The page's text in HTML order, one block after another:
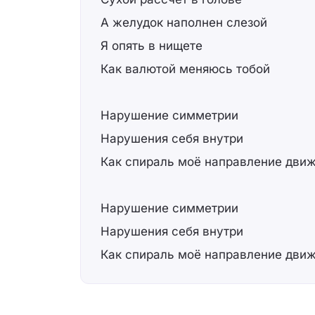
А желудок наполнен слезой
Я опять в нищете
Как валютой меняюсь тобой
Нарушение симметрии
Нарушения себя внутри
Как спираль моё направление
Нарушение симметрии
Нарушения себя внутри
Как спираль моё направление